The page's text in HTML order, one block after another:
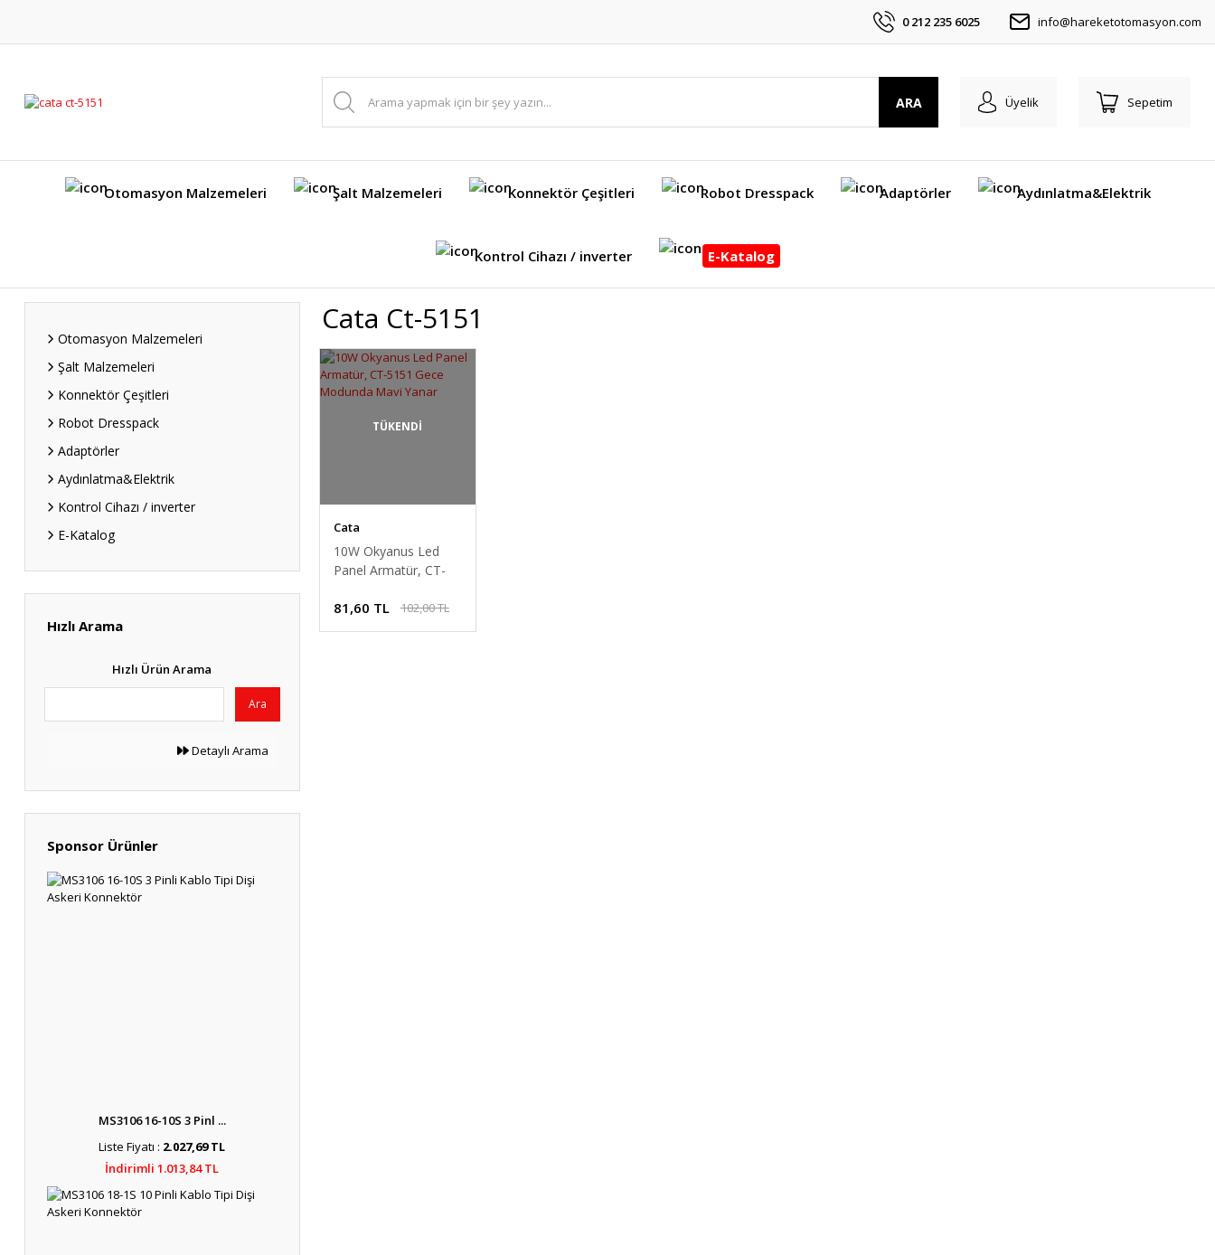
0 212 235 6025 info@hareketotomasyon.com
ARA Üyelik Sepetim
Otomasyon Malzemeleri Şalt Malzemeleri Konnektör Çeşitleri Robot Dresspack Adaptörler Aydınlatma&Elektrik
Kontrol Cihazı / inverter E-Katalog
Otomasyon Malzemeleri
Şalt Malzemeleri
Konnektör Çeşitleri
Robot Dresspack
Adaptörler
Aydınlatma&Elektrik
Kontrol Cihazı / inverter
E-Katalog
Hızlı Arama
Hızlı Ürün Arama
Ara
Detaylı Arama
Sponsor Ürünler
MS3106 16-10S 3 Pinl ...
Liste Fiyatı : 2.027,69 TL
İndirimli 1.013,84 TL
Cata Ct-5151
TÜKENDİ
Cata
10W Okyanus Led
Panel Armatür, CT-
Mavi Yanar
81,60 TL 102,00 TL